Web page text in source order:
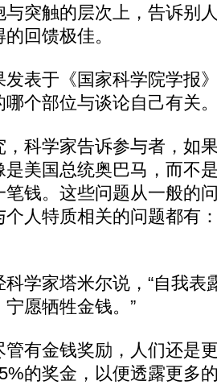
与突触的层次上，告诉别
回馈极佳。
于《国家科学院学报
个部位与谈论自己有关
学家告诉参与者，如
是美国总统奥巴马，而不
钱。这些问题从一般的
人特质相关的问题都有
家塔米尔说，“自我表
愿牺牲金钱。”
金钱奖励，人们还是
的奖金，以便透露更多